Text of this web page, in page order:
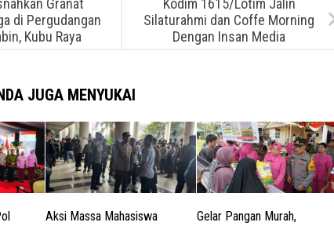
Silaturahmi dan Coffe Morning
Dengan Insan Media
di Pergudangan
Kubu Raya
JUGA MENYUKAI
Aksi Massa Mahasiswa
Gelar Pangan Murah,